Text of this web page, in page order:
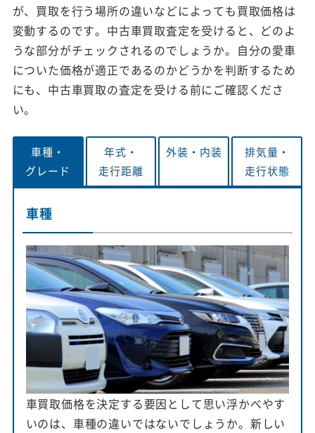
が、買取を行う場所の違いなどによっても買取価格は
変動するのです。中古車買取査定を受けると、どのよ
うな部分がチェックされるのでしょうか。自分の愛車
についた価格が適正であるのかどうかを判断するため
にも、中古車買取の査定を受ける前にご確認くださ
い。
車種・
グレード
年式・
走行距離
外装・ 内装
排気量・
走行状態
車種
車買取価格を決定する要因として思い浮かべやす
いのは、車種の違いではないでしょうか。新しい